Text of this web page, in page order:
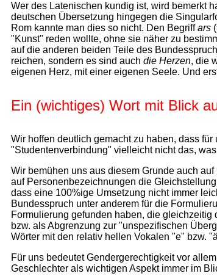
Wer des Latenischen kundig ist, wird bemerkt
deutschen Übersetzung hingegen die
Rom kannte man dies so nicht. Den Begriffars
"Kunst" reden wollte, ohne sie näher zu
auf die anderen beiden Teile des
reichen, sondern es sind auch die Herzen, die
eigenen Herz, mit einer eigenen Seele. Und
Ein (wichtiges) Wort mit Blick
Wir hoffen deutlich gemacht zu haben, dass
"Studentenverbindung" vielleicht nicht das,
Wir bemühen uns aus diesem Grunde auch
auf Personenbezeichnungen die
dass eine 100%ige Umsetzung nicht immer
Bundesspruch unter anderem für die
Formulierung gefunden haben, die
bzw. als Abgrenzung zur "unspezifischen
Wörter mit den relativ hellen Vokalen "e" bzw.
Für uns bedeutet Gendergerechtigkeit vor
Geschlechter als wichtigen Aspekt immer im